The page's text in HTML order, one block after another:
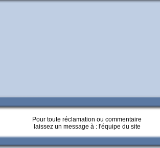
Pour toute réclamation ou commentaire
laissez un message à : l'équipe du site